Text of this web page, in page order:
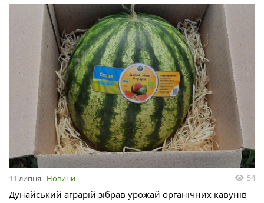
11 липня Новини 54
Дунайський аграрій зібрав урожай органічних кавунів